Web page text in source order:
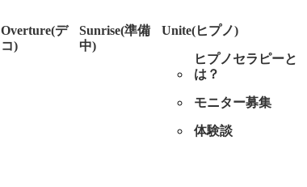
Overture(デ
コ)
Sunrise(準備
中)
Unite(ヒプノ)
ヒプノセラピーと
は？
モニター募集
体験談